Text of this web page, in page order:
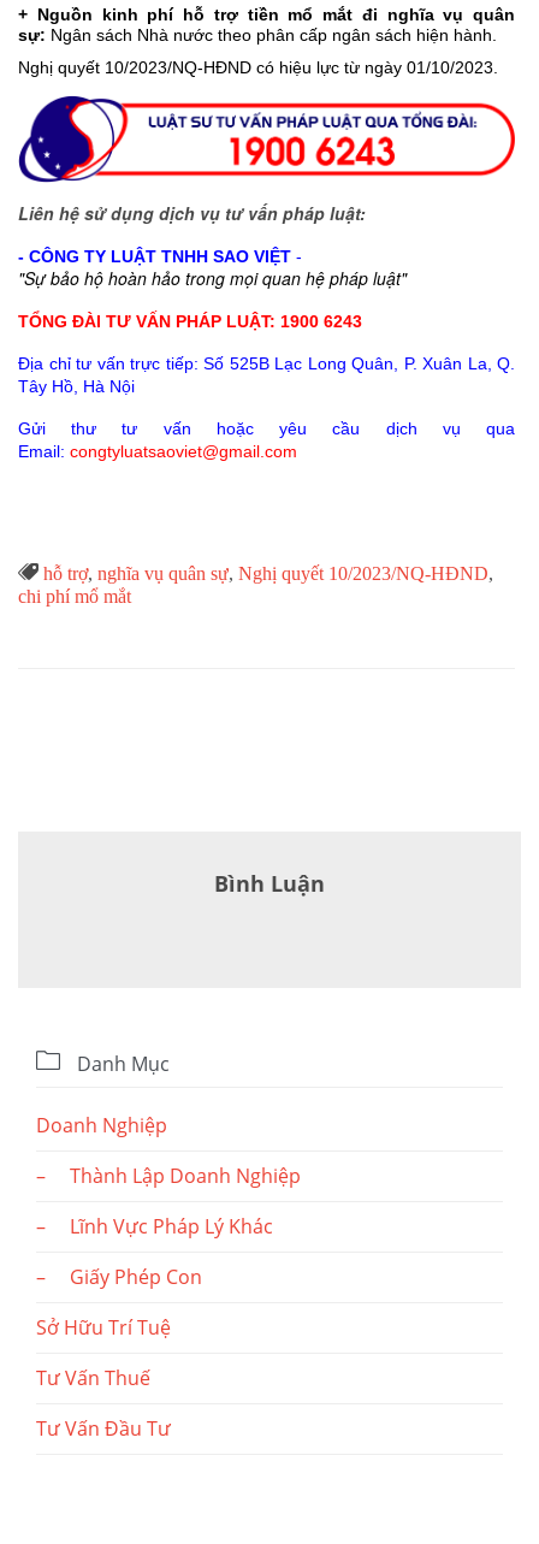
+ Nguồn kinh phí hỗ trợ tiền mổ mắt đi nghĩa vụ quân
sự: Ngân sách Nhà nước theo phân cấp ngân sách hiện hành.
Nghị quyết 10/2023/NQ-HĐND có hiệu lực từ ngày 01/10/2023.
Liên hệ sử dụng dịch vụ tư vấn pháp luật:
- CÔNG TY LUẬT TNHH SAO VIỆT -
"Sự bảo hộ hoàn hảo trong mọi quan hệ pháp luật"
TỔNG ĐÀI TƯ VẤN PHÁP LUẬT: 1900 6243
Địa chỉ tư vấn trực tiếp: Số 525B Lạc Long Quân, P. Xuân La, Q.
Tây Hồ, Hà Nội
Gửi thư tư vấn hoặc yêu cầu dịch vụ qua
Email: congtyluatsaoviet@gmail.com
Từ
Khóa
hỗ trợ, nghĩa vụ quân sự, Nghị quyết 10/2023/NQ-HĐND,
chi phí mổ mắt
Bình Luận
 Danh Mục
Doanh Nghiệp
– Thành Lập Doanh Nghiệp
– Lĩnh Vực Pháp Lý Khác
– Giấy Phép Con
Sở Hữu Trí Tuệ
Tư Vấn Thuế
Tư Vấn Đầu Tư